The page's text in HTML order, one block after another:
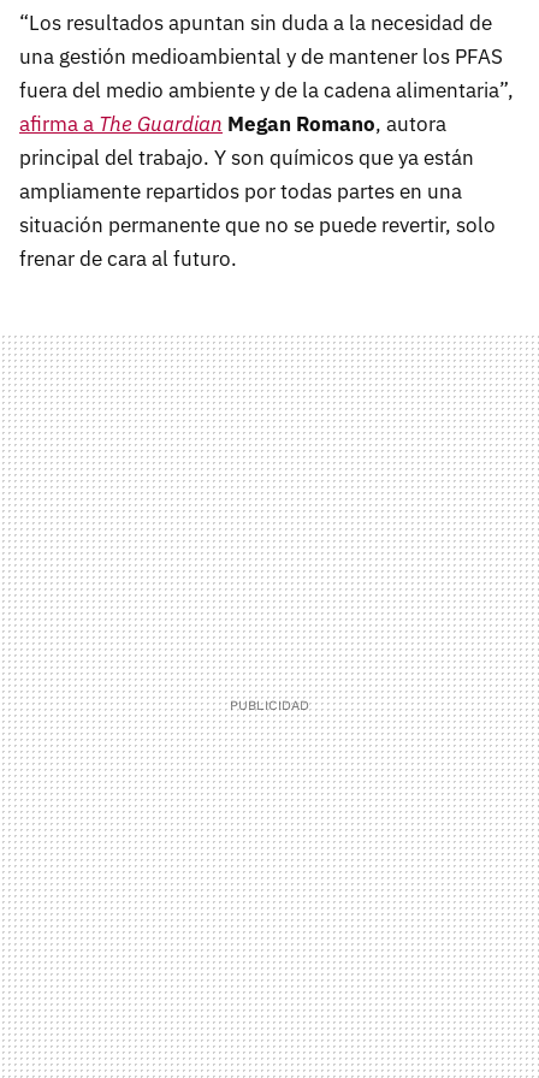
“Los resultados apuntan sin duda a la necesidad de
una gestión medioambiental y de mantener los PFAS
fuera del medio ambiente y de la cadena alimentaria”,
afirma a The Guardian Megan Romano, autora
principal del trabajo. Y son químicos que ya están
ampliamente repartidos por todas partes en una
situación permanente que no se puede revertir, solo
frenar de cara al futuro.